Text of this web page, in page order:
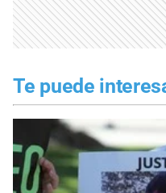
Te puede